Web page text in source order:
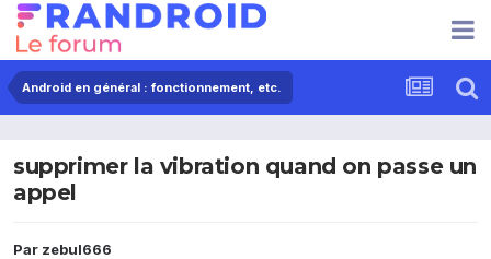
Android en général : fonctionnement, etc.
supprimer la vibration quand on passe un
appel
Par zebul666